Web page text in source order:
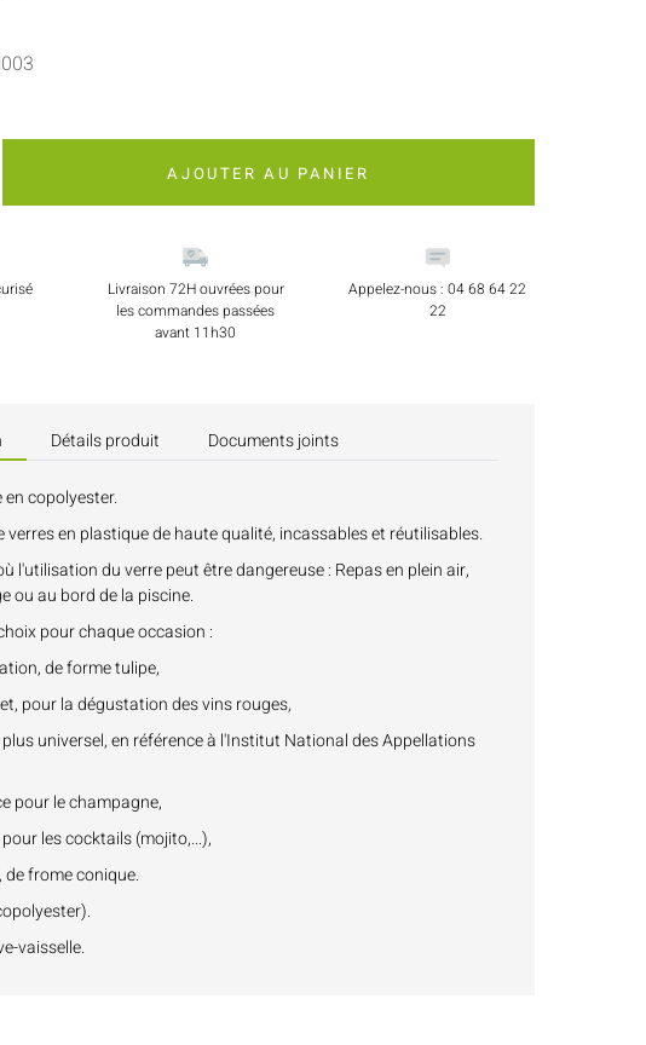
AJOUTER AU PANIER
Livraison 72H ouvrées pour
les commandes passées
avant 11h30
Appelez-nous : 04 68 64 22
22
Détails produit Documents joints
en copolyester.
verres en plastique de haute qualité, incassables et réutilisables.
l'utilisation du verre peut être dangereuse : Repas en plein air,
ou au bord de la piscine.
pour chaque occasion :
de forme tulipe,
pour la dégustation des vins rouges,
plus universel, en référence à l'Institut National des Appellations
pour le champagne,
les cocktails (mojito,...),
frome conique.
vaisselle.